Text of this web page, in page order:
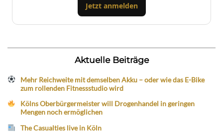
Jetzt anmelden
Aktuelle Beiträge
Mehr Reichweite mit demselben Akku – oder wie das E-Bike
zum rollenden Fitnessstudio wird
Kölns Oberbürgermeister will Drogenhandel in geringen
Mengen noch ermöglichen
The Casualties live in Köln